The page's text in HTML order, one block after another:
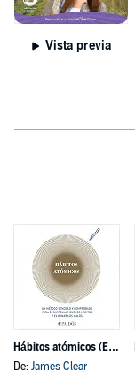
Vista previa
Hábitos atómicos (Español neutro)
De: James Clear